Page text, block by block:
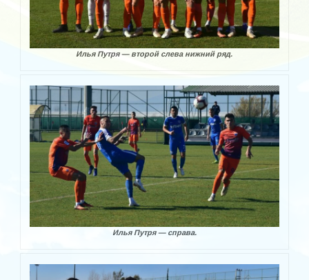
Илья Путря — второй слева нижний ряд.
Илья Путря — справа.